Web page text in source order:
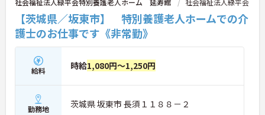
社会福祉法人緑平会特別養護老人ホーム 延寿館 社会福祉法人緑平会
【茨城県／坂東市】 特別養護老人ホームでの介
護士のお仕事です《非常勤》
給料 時給1,080円～1,250円
勤務地 茨城県 坂東市 長須１１８８－２